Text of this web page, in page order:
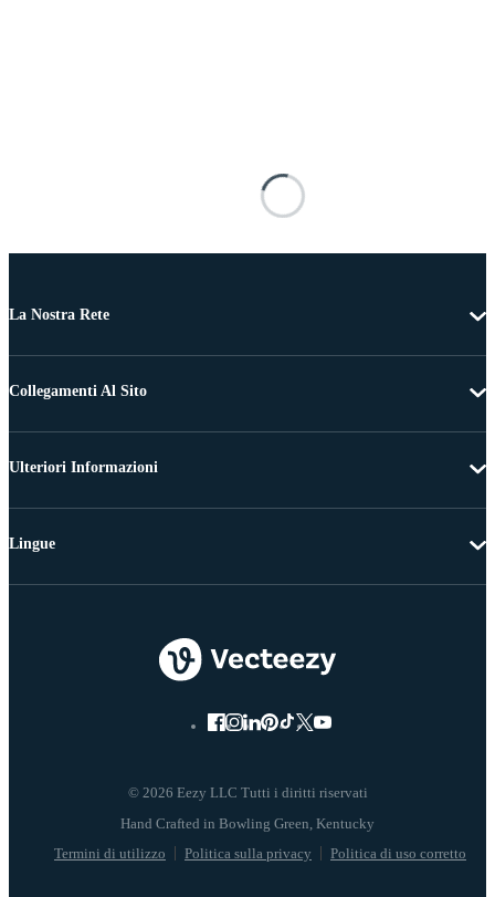
La Nostra Rete
Collegamenti Al Sito
Ulteriori Informazioni
© 2026 Eezy LLC Tutti i diritti riservati
Termini di utilizzo Politica sulla privacy Politica di uso corretto
Lingue